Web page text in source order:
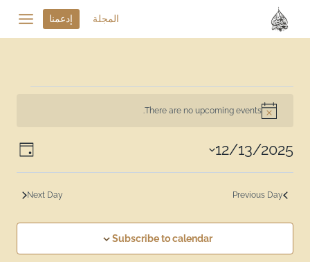
المجلة إدعمنا
Notice
There are no upcoming events.
Day 12/13/2025
Select
date.
Previous Day
Next Day
Subscribe to calendar